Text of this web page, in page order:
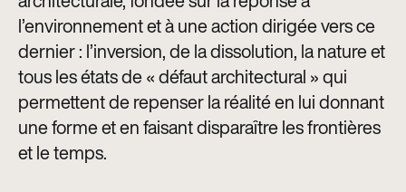
l’environnement et à une action dirigée vers ce
dernier : l’inversion, de la dissolution, la nature et
tous les états de « défaut architectural » qui
permettent de repenser la réalité en lui donnant
une forme et en faisant disparaître les frontières
et le temps.